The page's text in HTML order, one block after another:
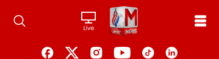
content